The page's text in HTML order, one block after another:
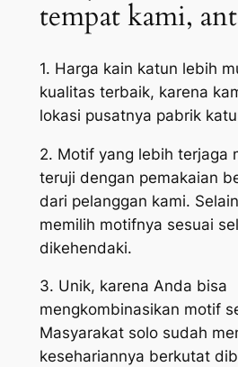
tempat kami,
1. Harga kain katun lebih
kualitas terbaik, karena
lokasi pusatnya pabrik
2. Motif yang lebih terjaga
teruji dengan pemakaian
dari pelanggan kami.
memilih motifnya sesuai
dikehendaki.
3. Unik, karena Anda bisa
mengkombinasikan motif
Masyarakat solo sudah
kesehariannya berkutat